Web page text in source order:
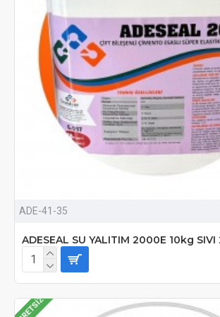
ADE-41-35
ADESEAL SU YALITIM 2000E 10kg